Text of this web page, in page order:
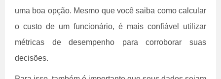
uma boa opção. Mesmo que você saiba como calcular
o custo de um funcionário, é mais confiável utilizar
métricas de desempenho para corroborar suas
decisões.